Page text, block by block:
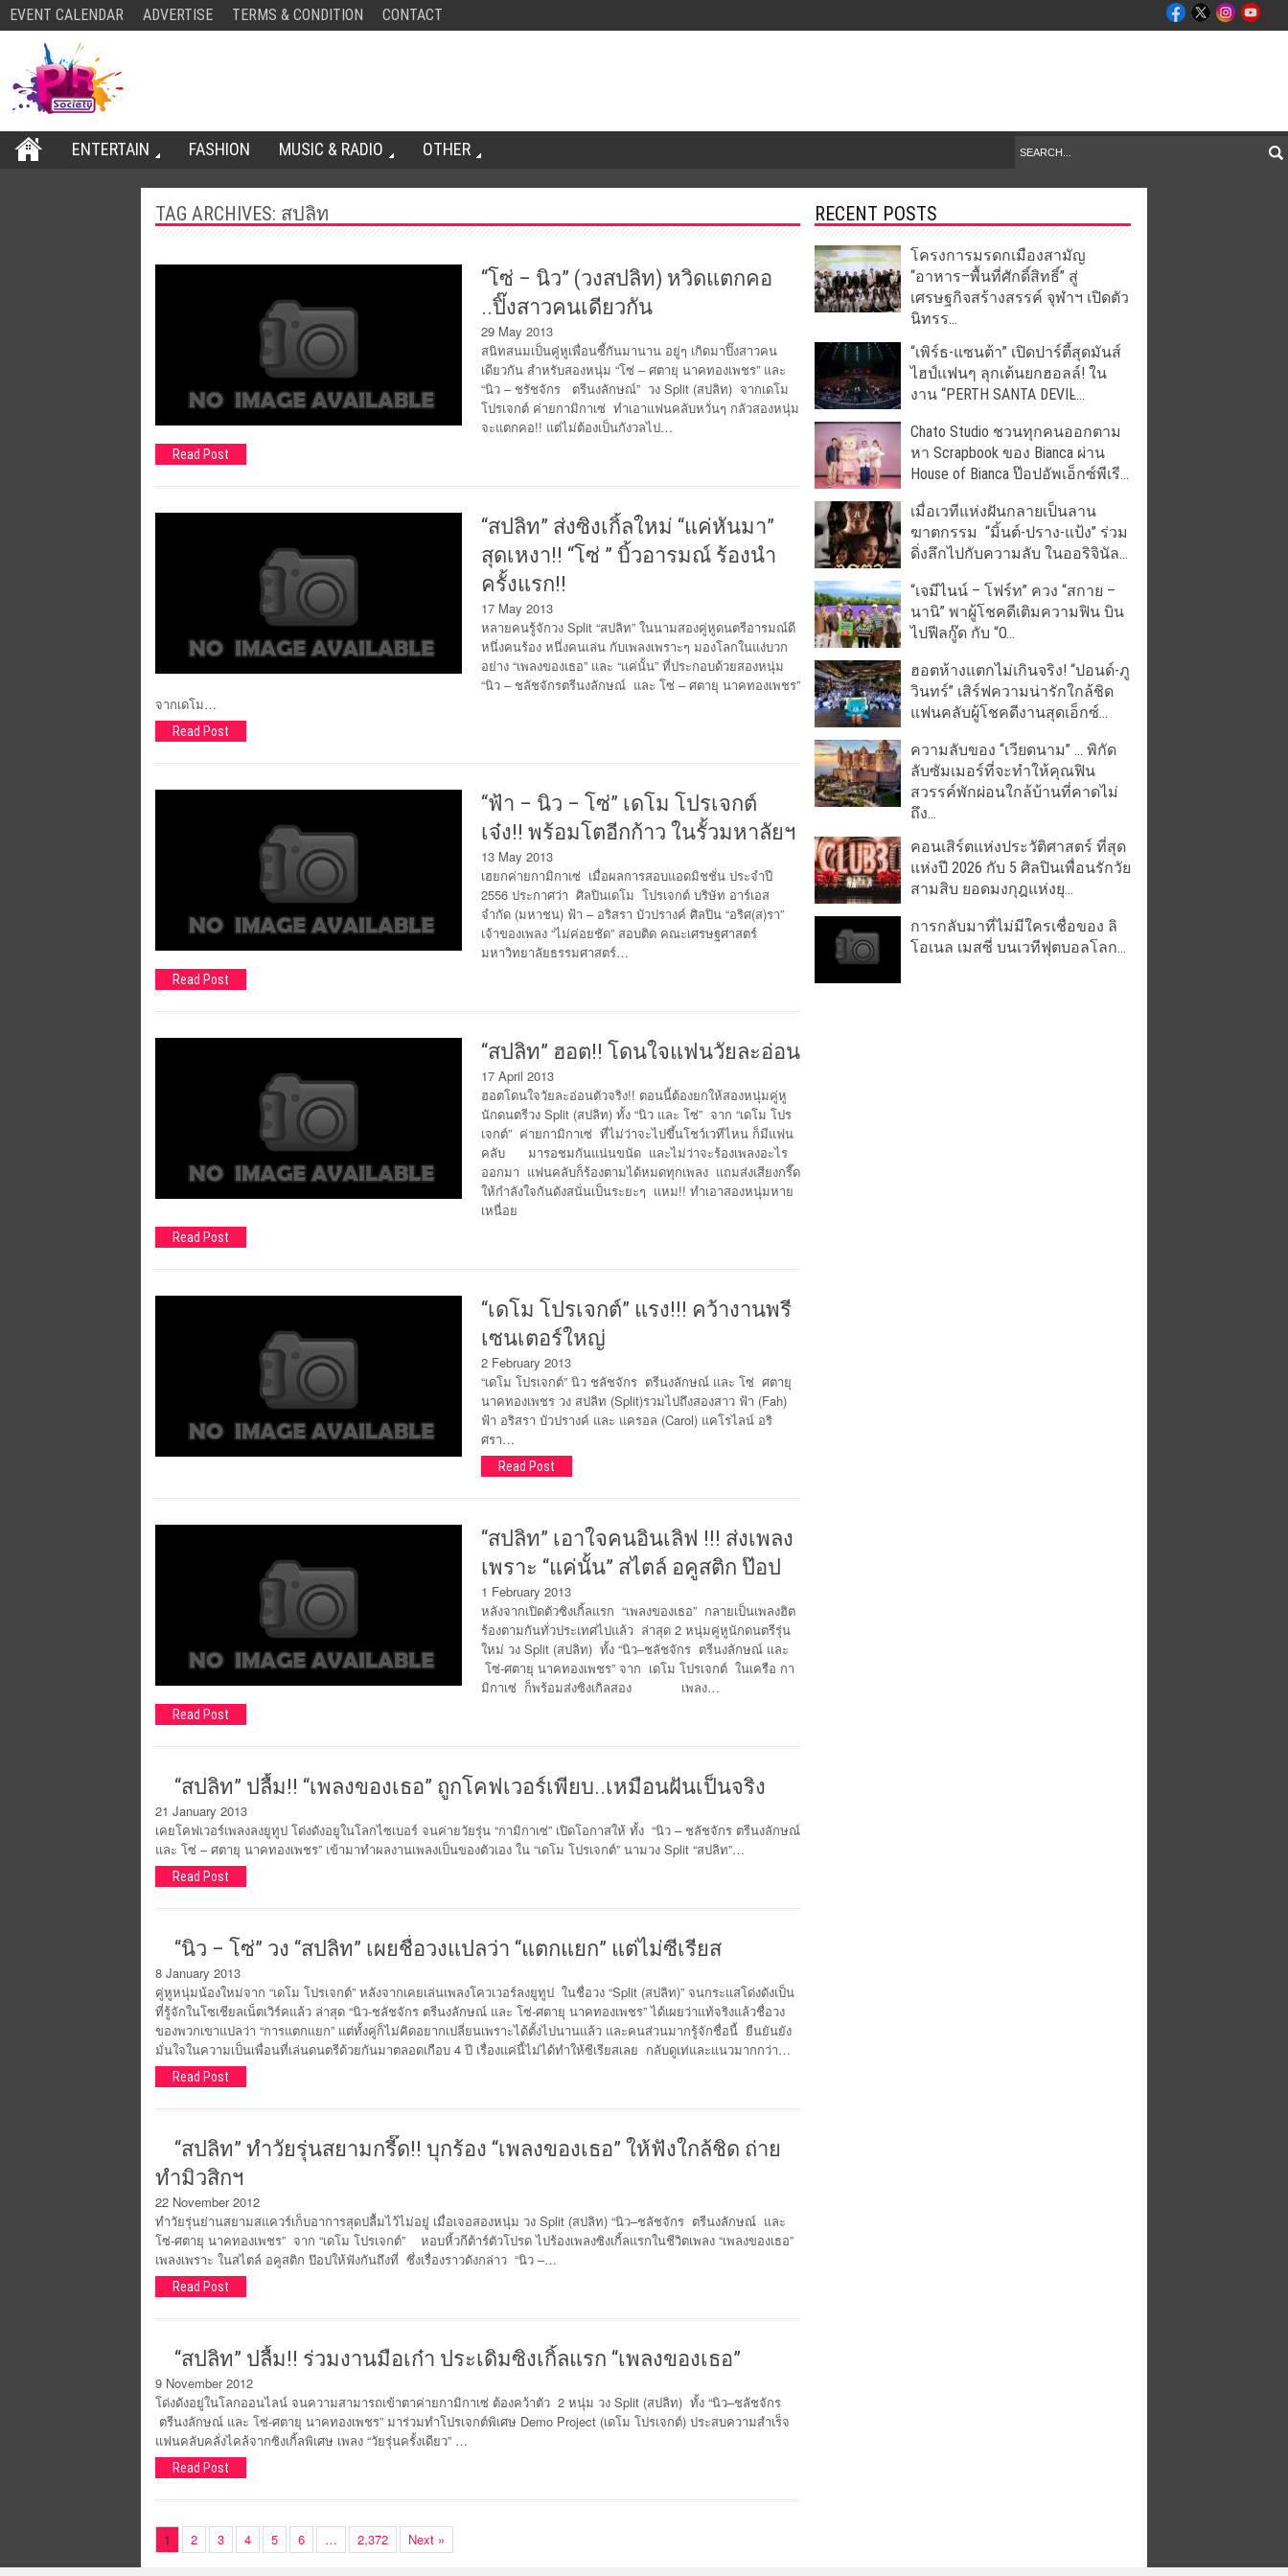
EVENT CALENDAR ADVERTISE TERMS & CONDITION CONTACT
ENTERTAIN FASHION MUSIC & RADIO OTHER
TAG ARCHIVES: สปลิท
“โซ่ – นิว” (วงสปลิท) หวิดแตกคอ
..ปิ๊งสาวคนเดียวกัน
29 May 2013
สนิทสนมเป็นคู่หูเพื่อนซี้กันมานาน อยู่ๆ เกิดมาปิ๊งสาวคน
เดียวกัน สำหรับสองหนุ่ม “โซ่ – ศตายุ นาคทองเพชร” และ
“นิว – ชรัชจักร ตรีนงลักษณ์” วง Split (สปลิท) จากเดโม
โปรเจกต์ ค่ายกามิกาเซ่ ทำเอาแฟนคลับหวั่นๆ กลัวสองหนุ่ม
จะแตกคอ!! แต่ไม่ต้องเป็นกังวลไป…
Read Post
“สปลิท” ส่งซิงเกิ้ลใหม่ “แค่หันมา”
สุดเหงา!! “โซ่ ” บิ้วอารมณ์ ร้องนำ
ครั้งแรก!!
17 May 2013
หลายคนรู้จักวง Split “สปลิท” ในนามสองคู่หูดนตรีอารมณ์ดี
หนึ่งคนร้อง หนึ่งคนเล่น กับเพลงเพราะๆ มองโลกในแง่บวก
อย่าง “เพลงของเธอ” และ “แค่นั้น” ที่ประกอบด้วยสองหนุ่ม
“นิว – ชลัชจักรตรีนงลักษณ์ และ โซ่ – ศตายุ นาคทองเพชร”
จากเดโม…
Read Post
“ฟ้า – นิว – โซ่” เดโม โปรเจกต์
เจ๋ง!! พร้อมโตอีกก้าว ในรั้วมหาลัยฯ
13 May 2013
เฮยกค่ายกามิกาเซ่ เมื่อผลการสอบแอดมิชชั่น ประจำปี
2556 ประกาศว่า ศิลปินเดโม โปรเจกต์ บริษัท อาร์เอส
จำกัด (มหาชน) ฟ้า – อริสรา บัวปรางค์ ศิลปิน “อริศ(ส)รา”
เจ้าของเพลง “ไม่ค่อยชัด” สอบติด คณะเศรษฐศาสตร์
มหาวิทยาลัยธรรมศาสตร์…
Read Post
“สปลิท” ฮอต!! โดนใจแฟนวัยละอ่อน
17 April 2013
ฮอตโดนใจวัยละอ่อนตัวจริง!! ตอนนี้ต้องยกให้สองหนุ่มคู่หู
นักดนตรีวง Split (สปลิท) ทั้ง “นิว และ โซ่” จาก “เดโม โปร
เจกต์” ค่ายกามิกาเซ่ ที่ไม่ว่าจะไปขึ้นโชว์เวทีไหน ก็มีแฟน
คลับ มารอชมกันแน่นขนัด และไม่ว่าจะร้องเพลงอะไร
ออกมา แฟนคลับก็ร้องตามได้หมดทุกเพลง แถมส่งเสียงกรี๊ด
ให้กำลังใจกันดังสนั่นเป็นระยะๆ แหม!! ทำเอาสองหนุ่มหาย
เหนื่อย
Read Post
“เดโม โปรเจกต์” แรง!!! คว้างานพรี
เซนเตอร์ใหญ่
2 February 2013
“เดโม โปรเจกต์” นิว ชลัชจักร ตรีนงลักษณ์ และ โซ่ ศตายุ
นาคทองเพชร วง สปลิท (Split)รวมไปถึงสองสาว ฟ้า (Fah)
ฟ้า อริสรา บัวปรางค์ และ แครอล (Carol) แคโรไลน์ อริ
ศรา…
Read Post
“สปลิท” เอาใจคนอินเลิฟ !!! ส่งเพลง
เพราะ “แค่นั้น” สไตล์ อคูสติก ป๊อป
1 February 2013
หลังจากเปิดตัวซิงเกิ้ลแรก “เพลงของเธอ” กลายเป็นเพลงฮิต
ร้องตามกันทั่วประเทศไปแล้ว ล่าสุด 2 หนุ่มคู่หูนักดนตรีรุ่น
ใหม่ วง Split (สปลิท) ทั้ง “นิว–ชลัชจักร ตรีนงลักษณ์ และ
โซ่-ศตายุ นาคทองเพชร” จาก เดโม โปรเจกต์ ในเครือ กา
มิกาเซ่ ก็พร้อมส่งซิงเกิลสอง เพลง…
Read Post
“สปลิท” ปลื้ม!! “เพลงของเธอ” ถูกโคฟเวอร์เพียบ..เหมือนฝันเป็นจริง
21 January 2013
เคยโคฟเวอร์เพลงลงยูทูป โด่งดังอยูในโลกไซเบอร์ จนค่ายวัยรุ่น “กามิกาเซ่” เปิดโอกาสให้ ทั้ง “นิว – ชลัชจักร ตรีนงลักษณ์
และ โซ่ – ศตายุ นาคทองเพชร” เข้ามาทำผลงานเพลงเป็นของตัวเอง ใน “เดโม โปรเจกต์” นามวง Split “สปลิท”…
Read Post
“นิว – โซ่” วง “สปลิท” เผยชื่อวงแปลว่า “แตกแยก” แต่ไม่ซีเรียส
8 January 2013
คู่หูหนุ่มน้องใหม่จาก “เดโม โปรเจกต์” หลังจากเคยเล่นเพลงโควเวอร์ลงยูทูป ในชื่อวง “Split (สปลิท)” จนกระแสโด่งดังเป็น
ที่รู้จักในโซเชียลเน็ตเวิร์คแล้ว ล่าสุด “นิว-ชลัชจักร ตรีนงลักษณ์ และ โซ่-ศตายุ นาคทองเพชร” ได้เผยว่าแท้จริงแล้วชื่อวง
ของพวกเขาแปลว่า “การแตกแยก” แต่ทั้งคู่ก็ไม่คิดอยากเปลี่ยนเพราะได้ตั้งไปนานแล้ว และคนส่วนมากรู้จักชื่อนี้ ยืนยันยัง
มั่นใจในความเป็นเพื่อนที่เล่นดนตรีด้วยกันมาตลอดเกือบ 4 ปี เรื่องแค่นี้ไม่ได้ทำให้ซีเรียสเลย กลับดูเท่และแนวมากกว่า…
Read Post
“สปลิท” ทำวัยรุ่นสยามกรี๊ด!! บุกร้อง “เพลงของเธอ” ให้ฟังใกล้ชิด ถ่าย
ทำมิวสิกฯ
22 November 2012
ทำวัยรุ่นย่านสยามสแควร์เก็บอาการสุดปลื้มไว้ไม่อยู่ เมื่อเจอสองหนุ่ม วง Split (สปลิท) “นิว–ชลัชจักร ตรีนงลักษณ์ และ
โซ่-ศตายุ นาคทองเพชร” จาก “เดโม โปรเจกต์” หอบหิ้วกีต้าร์ตัวโปรด ไปร้องเพลงซิงเกิ้ลแรกในชีวิตเพลง “เพลงของเธอ”
เพลงเพราะ ในสไตล์ อคูสติก ป๊อปให้ฟังกันถึงที่ ซึ่งเรื่องราวดังกล่าว “นิว –…
Read Post
“สปลิท” ปลื้ม!! ร่วมงานมือเก๋า ประเดิมซิงเกิ้ลแรก “เพลงของเธอ”
9 November 2012
โด่งดังอยู่ในโลกออนไลน์ จนความสามารถเข้าตาค่ายกามิกาเซ่ ต้องคว้าตัว 2 หนุ่ม วง Split (สปลิท) ทั้ง “นิว–ชลัชจักร
ตรีนงลักษณ์ และ โซ่-ศตายุ นาคทองเพชร” มาร่วมทำโปรเจกต์พิเศษ Demo Project (เดโม โปรเจกต์) ประสบความสำเร็จ
แฟนคลับคลั่งไคล้จากซิงเกิ้ลพิเศษ เพลง “วัยรุ่นครั้งเดียว” …
Read Post
1 2 3 4 5 6 … 2,372 Next »
RECENT POSTS
โครงการมรดกเมืองสามัญ
“อาหาร–พื้นที่ศักดิ์สิทธิ์” สู่
เศรษฐกิจสร้างสรรค์ จุฬาฯ เปิดตัว
นิทรร...
“เพิร์ธ-แซนต้า” เปิดปาร์ตี้สุดมันส์
ไฮป์แฟนๆ ลุกเต้นยกฮอลล์! ใน
งาน “PERTH SANTA DEVIL̵...
Chato Studio ชวนทุกคนออกตาม
หา Scrapbook ของ Bianca ผ่าน
House of Bianca ป๊อปอัพเอ็กซ์พีเรี...
เมื่อเวทีแห่งฝันกลายเป็นลาน
ฆาตกรรม “มิ้นต์-ปราง-แป้ง” ร่วม
ดิ่งลึกไปกับความลับ ในออริจินัล...
“เจมีไนน์ – โฟร์ท” ควง “สกาย –
นานิ” พาผู้โชคดีเติมความฟิน บิน
ไปฟีลกู๊ด กับ “O...
ฮอตห้างแตกไม่เกินจริง! “ปอนด์-ภู
วินทร์” เสิร์ฟความน่ารักใกล้ชิด
แฟนคลับผู้โชคดีงานสุดเอ็กซ์...
ความลับของ “เวียดนาม” … พิกัด
ลับซัมเมอร์ที่จะทำให้คุณฟิน
สวรรค์พักผ่อนใกล้บ้านที่คาดไม่
ถึง...
คอนเสิร์ตแห่งประวัติศาสตร์ ที่สุด
แห่งปี 2026 กับ 5 ศิลปินเพื่อนรักวัย
สามสิบ ยอดมงกุฎแห่งยุ...
การกลับมาที่ไม่มีใครเชื่อของ ลิ
โอเนล เมสซี่ บนเวทีฟุตบอลโลก...